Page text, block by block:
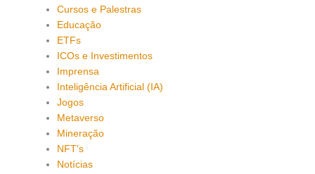
Cursos e Palestras
Educação
ETFs
ICOs e Investimentos
Imprensa
Inteligência Artificial (IA)
Jogos
Metaverso
Mineração
NFT's
Notícias